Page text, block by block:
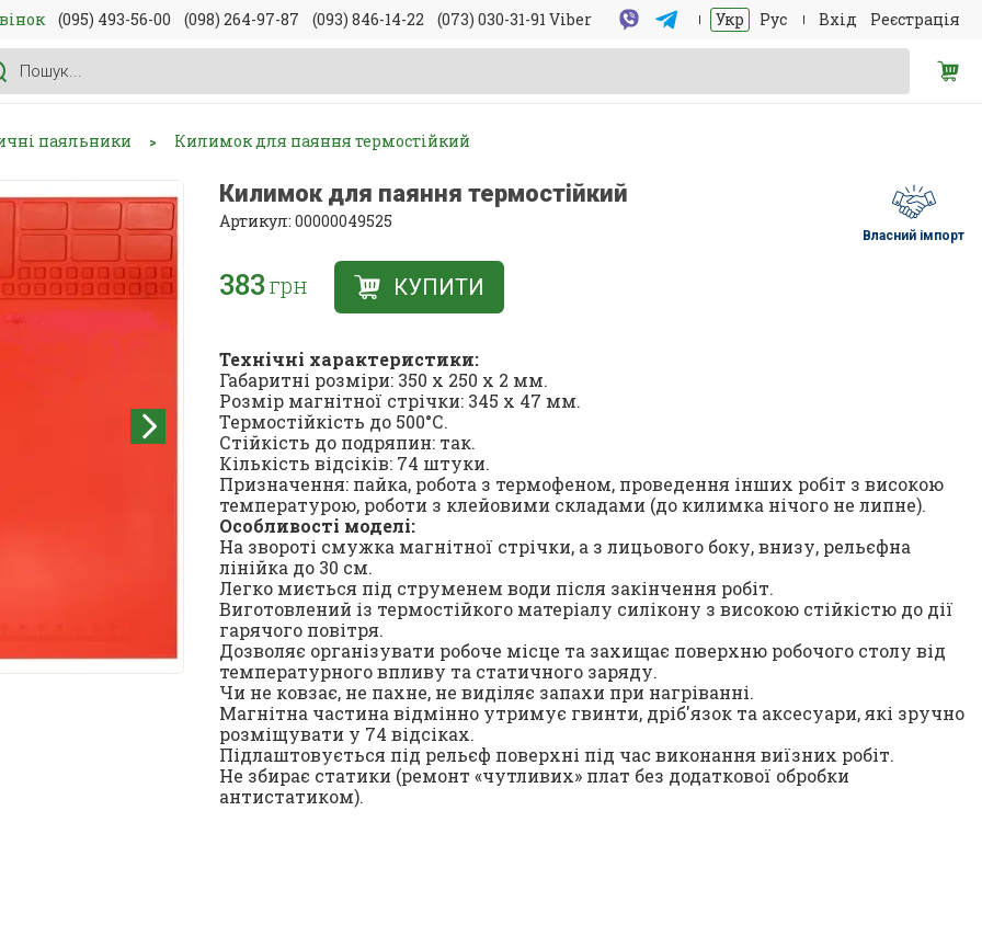
(095) 493-56-00 (098) 264-97-87 (093) 846-14-22 (073) 030-31-91 Viber Укр Рус Вхід Реєстрація
паяльники > Килимок для паяння термостійкий
Килимок для паяння термостійкий
Артикул: 00000049525
Власний імпорт
383грн КУПИТИ
Технічні характеристики:
Габаритні розміри: 350 х 250 х 2 мм.
Розмір магнітної стрічки: 345 х 47 мм.
Термостійкість до 500°С.
Стійкість до подряпин: так.
Кількість відсіків: 74 штуки.
Призначення: пайка, робота з термофеном, проведення інших робіт з високою
температурою, роботи з клейовими складами (до килимка нічого не липне).
Особливості моделі:
На звороті смужка магнітної стрічки, а з лицьового боку, внизу, рельєфна
лінійка до 30 см.
Легко миється під струменем води після закінчення робіт.
Виготовлений із термостійкого матеріалу силікону з високою стійкістю до дії
гарячого повітря.
Дозволяє організувати робоче місце та захищає поверхню робочого столу від
температурного впливу та статичного заряду.
Чи не ковзає, не пахне, не виділяє запахи при нагріванні.
Магнітна частина відмінно утримує гвинти, дріб'язок та аксесуари, які зручно
розміщувати у 74 відсіках.
Підлаштовується під рельєф поверхні під час виконання виїзних робіт.
Не збирає статики (ремонт «чутливих» плат без додаткової обробки
антистатиком).